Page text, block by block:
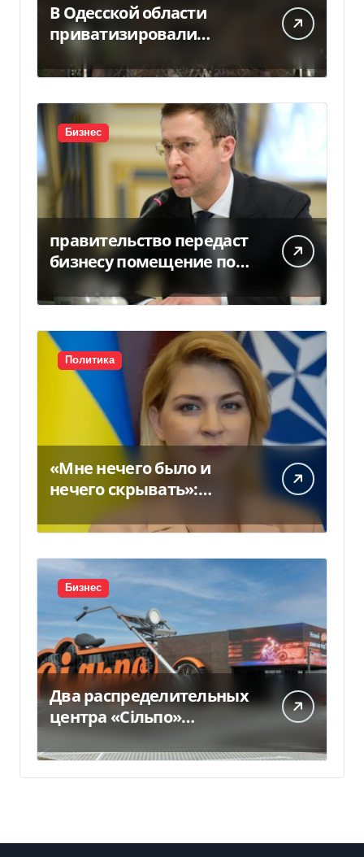
В Одесской области
приватизировали
«Хлебную базу №77» за
5,7 млн грн
Бизнес
правительство передаст
бизнесу помещение под
склады
Политика
«Мне нечего было и
нечего скрывать»:
Стефанишина
прокомментировала
новое подозрение
Бизнес
Два распределительных
центра «Сільпо»
пострадали от
российской атаки —
Delo.ua